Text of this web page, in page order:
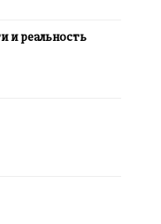
и реальность